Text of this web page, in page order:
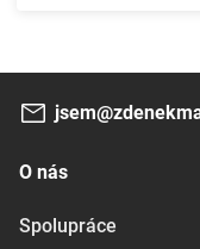
O nás
Spolupráce